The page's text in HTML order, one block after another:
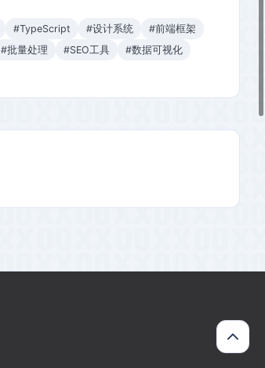
#TypeScript #设计系统
#前端框架
#批量处理 #SEO工具
#数据可视化